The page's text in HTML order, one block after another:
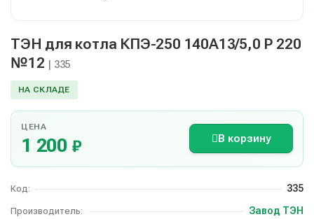
ТЭН для котла КПЭ-250 140А13/5,0 Р 220
№12 | 335
НА СКЛАДЕ
ЦЕНА
1 200 ₽ В корзину
Код: 335
Производитель: Завод ТЭН